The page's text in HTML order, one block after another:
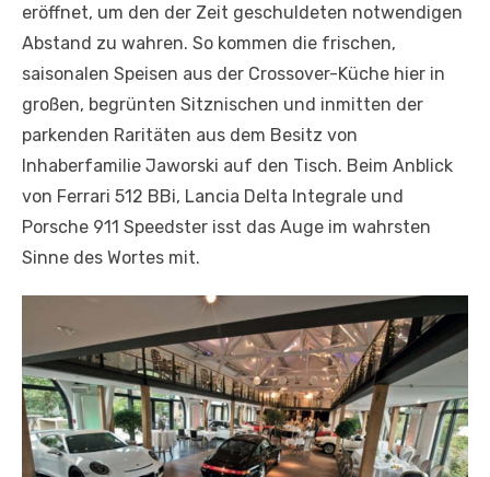
eröffnet, um den der Zeit geschuldeten notwendigen
Abstand zu wahren. So kommen die frischen,
saisonalen Speisen aus der Crossover-Küche hier in
großen, begrünten Sitznischen und inmitten der
parkenden Raritäten aus dem Besitz von
Inhaberfamilie Jaworski auf den Tisch. Beim Anblick
von Ferrari 512 BBi, Lancia Delta Integrale und
Porsche 911 Speedster isst das Auge im wahrsten
Sinne des Wortes mit.